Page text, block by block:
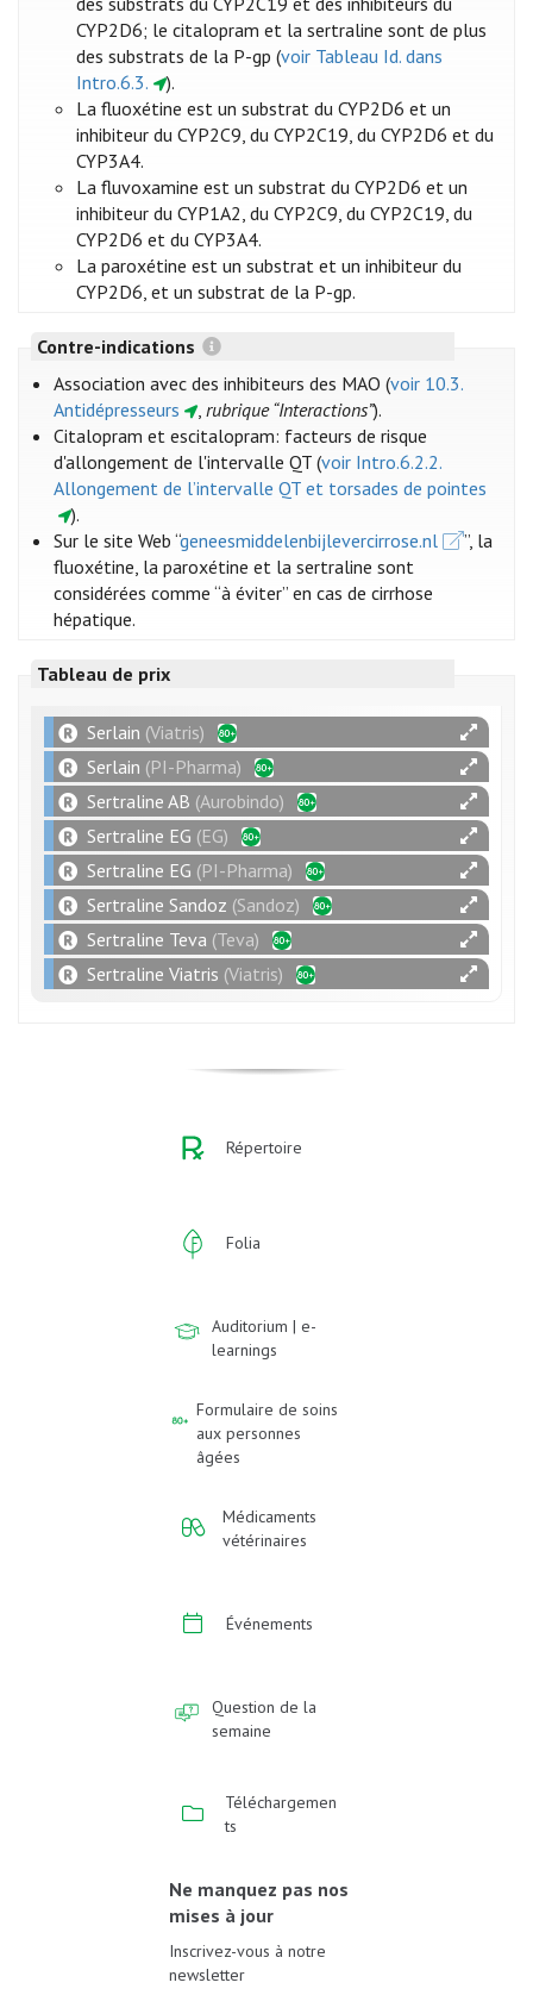
CYP2D6; le citalopram et la sertraline sont de plus
des substrats de la P-gp (voir Tableau Id. dans
Intro.6.3.
).
La fluoxétine est un substrat du CYP2D6 et un
inhibiteur du CYP2C9, du CYP2C19, du CYP2D6 et du
CYP3A4.
La fluvoxamine est un substrat du CYP2D6 et un
inhibiteur du CYP1A2, du CYP2C9, du CYP2C19, du
CYP2D6 et du CYP3A4.
La paroxétine est un substrat et un inhibiteur du
CYP2D6, et un substrat de la P-gp.
Contre-indications
Association avec des inhibiteurs des MAO (voir 10.3.
Antidépresseurs
, rubrique “Interactions”).
Citalopram et escitalopram: facteurs de risque
d'allongement de l'intervalle QT (voir Intro.6.2.2.
Allongement de l’intervalle QT et torsades de pointes
).
Sur le site Web “geneesmiddelenbijlevercirrose.nl
”, la
fluoxétine, la paroxétine et la sertraline sont
considérées comme “à éviter” en cas de cirrhose
hépatique.
Tableau de prix
Serlain (Viatris)
Serlain (PI-Pharma)
Sertraline AB (Aurobindo)
Sertraline EG (EG)
Sertraline EG (PI-Pharma)
Sertraline Sandoz (Sandoz)
Sertraline Teva (Teva)
Sertraline Viatris (Viatris)
Répertoire
Folia
Auditorium | e-
learnings
Formulaire de soins
aux personnes
âgées
Médicaments
vétérinaires
Événements
Question de la
semaine
Téléchargemen
ts
Ne manquez pas nos
mises à jour
Inscrivez-vous à notre
newsletter